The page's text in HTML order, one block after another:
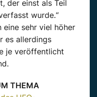
der einst als Teil
wurde.“
eine sehr viel höher
es allerdings
je veröffentlicht
THEMA